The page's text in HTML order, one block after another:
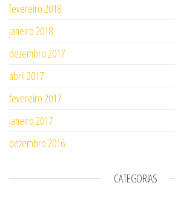
fevereiro 2018
janeiro 2018
dezembro 2017
abril 2017
fevereiro 2017
janeiro 2017
dezembro 2016
CATEGORIAS